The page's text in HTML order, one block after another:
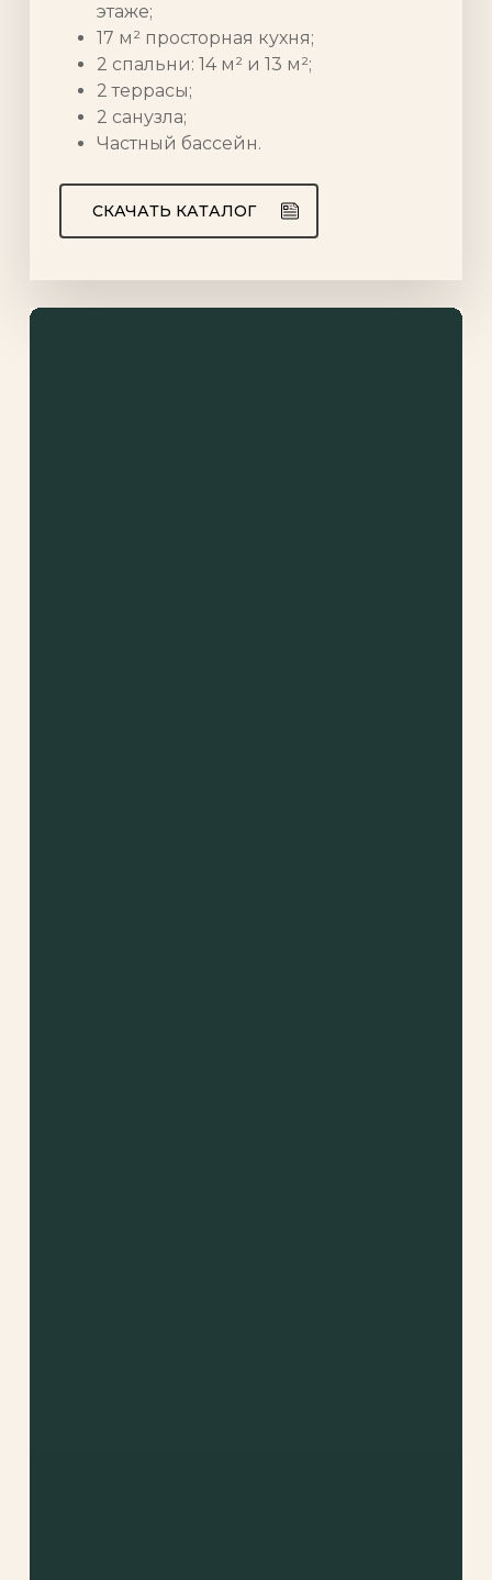
этаже;
17 м² просторная кухня;
2 спальни: 14 м² и 13 м²;
2 террасы;
2 санузла;
Частный бассейн.
СКАЧАТЬ КАТАЛОГ